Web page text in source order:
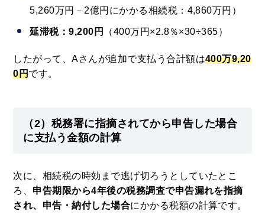
5,260万円－2億円にかかる相続税：4,860万円）
延滞税：9,200円 （400万円×2.8％×30÷365）
したがって、Aさんが追加で支払う合計額は400万9,20
0円です。
（2）税務署に指摘されてから申告した場合
に支払う金額の計算
次に、相続税の時効まで逃げ切ろうとしていたとこ
ろ、 申告期限から4年後の税務調査で申告漏れを指摘
され、申告・納付した場合にかかる税額の計算です。